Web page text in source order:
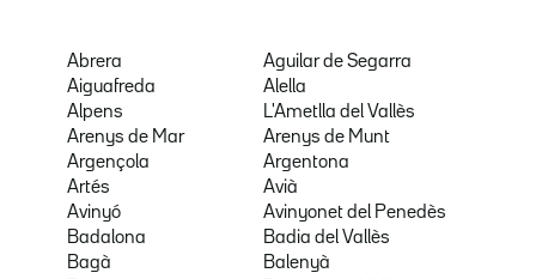
Abrera
Aguilar de Segarra
Aiguafreda
Alella
Alpens
L'Ametlla del Vallès
Arenys de Mar
Arenys de Munt
Argençola
Argentona
Artés
Avià
Avinyó
Avinyonet del Penedès
Badalona
Badia del Vallès
Bagà
Balenyà